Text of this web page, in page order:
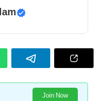
Join Now